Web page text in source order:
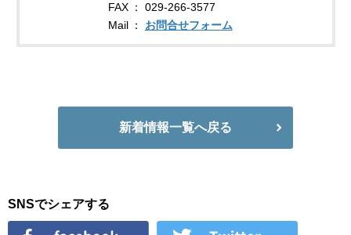
FAX
029-266-3577
Mail
お問合せフォーム
新着情報一覧へ戻る
SNSでシェアする